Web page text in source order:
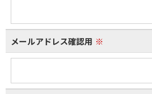
メールアドレス確認用 ※